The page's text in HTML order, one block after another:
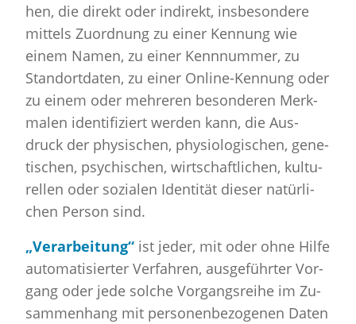
hen, die di­rekt oder in­di­rekt, ins­be­son­de­re
mit­tels Zu­ord­nung zu einer Ken­nung wie
einem Namen, zu einer Kenn­num­mer, zu
Stand­ort­da­ten, zu einer On­line-Ken­nung oder
zu einem oder meh­re­ren be­son­de­ren Merk­
ma­len iden­ti­fi­ziert wer­den kann, die Aus­
druck der phy­si­schen, phy­sio­lo­gi­schen, ge­ne­
ti­schen, psy­chi­schen, wirt­schaft­li­chen, kul­tu­
rel­len oder so­zia­len Iden­ti­tät die­ser na­tür­li­
chen Per­son sind.
„Ver­ar­bei­tung“ ist jeder, mit oder ohne Hilfe
au­to­ma­ti­sier­ter Ver­fah­ren, aus­ge­führ­ter Vor­
gang oder jede sol­che Vor­gangs­rei­he im Zu­
sam­men­hang mit per­so­nen­be­zo­ge­nen Daten